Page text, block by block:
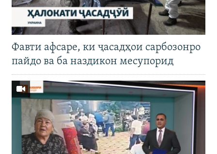
Фавти афсаре, ки ҷасадҳои сарбозонро
пайдо ва ба наздикон месупорид